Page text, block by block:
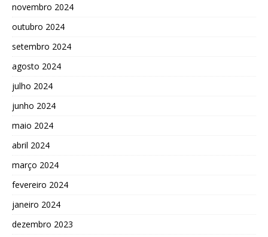
novembro 2024
outubro 2024
setembro 2024
agosto 2024
julho 2024
junho 2024
maio 2024
abril 2024
março 2024
fevereiro 2024
janeiro 2024
dezembro 2023